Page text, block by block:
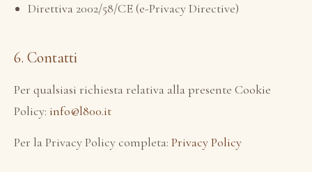
Direttiva 2002/58/CE (e-Privacy Directive)
6. Contatti
Per qualsiasi richiesta relativa alla presente Cookie
Policy: info@l800.it
Per la Privacy Policy completa: Privacy Policy